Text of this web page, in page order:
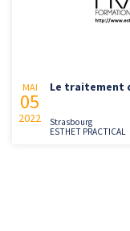
MAI
05
2022
Le traitement
Strasbourg
ESTHET PRACTICAL